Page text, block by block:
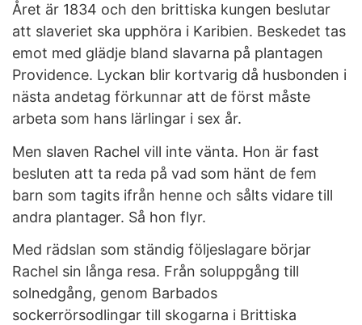
Året är 1834 och den brittiska kungen beslutar
att slaveriet ska upphöra i Karibien. Beskedet tas
emot med glädje bland slavarna på plantagen
Providence. Lyckan blir kortvarig då husbonden i
nästa andetag förkunnar att de först måste
arbeta som hans lärlingar i sex år.
Men slaven Rachel vill inte vänta. Hon är fast
besluten att ta reda på vad som hänt de fem
barn som tagits ifrån henne och sålts vidare till
andra plantager. Så hon flyr.
Med rädslan som ständig följeslagare börjar
Rachel sin långa resa. Från soluppgång till
solnedgång, genom Barbados
sockerrörsodlingar till skogarna i Brittiska